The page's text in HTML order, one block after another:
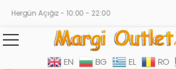
Hergün Açığız - 10:00 - 22:00
EN BG EL RO